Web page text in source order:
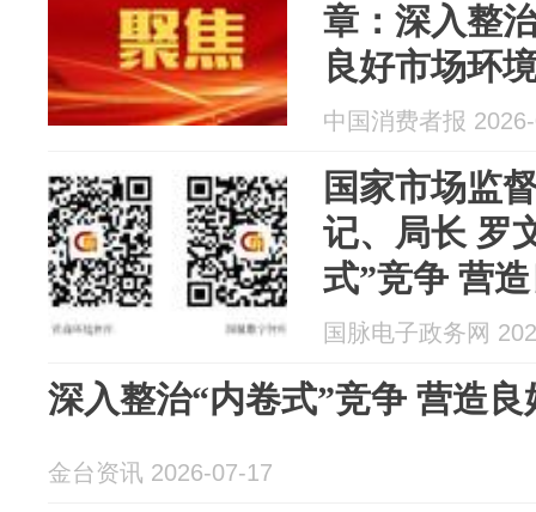
章：深入整
良好市场环
中国消费者报
国家市场监
记、局长 罗
式”竞争 营
国脉电子政务网
深入整治“内卷式”竞争 营造
金台资讯 2026-07-17